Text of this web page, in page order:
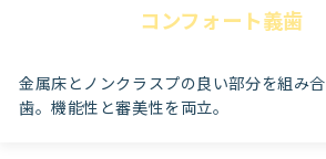
コンフォート義歯
金属床とノンクラスプの良い部分を組み
歯。機能性と審美性を両立。